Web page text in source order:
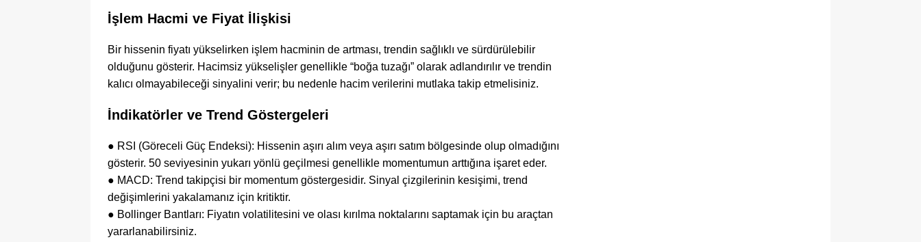
İşlem Hacmi ve Fiyat İlişkisi
Bir hissenin fiyatı yükselirken işlem hacminin de artması, trendin sağlıklı ve sürdürülebilir
olduğunu gösterir. Hacimsiz yükselişler genellikle “boğa tuzağı” olarak adlandırılır ve trendin
kalıcı olmayabileceği sinyalini verir; bu nedenle hacim verilerini mutlaka takip etmelisiniz.
İndikatörler ve Trend Göstergeleri
● RSI (Göreceli Güç Endeksi): Hissenin aşırı alım veya aşırı satım bölgesinde olup olmadığını
gösterir. 50 seviyesinin yukarı yönlü geçilmesi genellikle momentumun arttığına işaret eder.
● MACD: Trend takipçisi bir momentum göstergesidir. Sinyal çizgilerinin kesişimi, trend
değişimlerini yakalamanız için kritiktir.
● Bollinger Bantları: Fiyatın volatilitesini ve olası kırılma noktalarını saptamak için bu araçtan
yararlanabilirsiniz.